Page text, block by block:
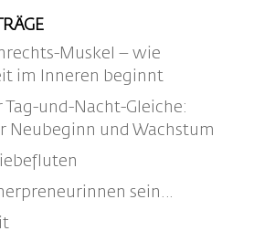
Muskel – wie
im Inneren beginnt
Tag-und-Nacht-Gleiche:
Neubeginn und Wachstum
sein…